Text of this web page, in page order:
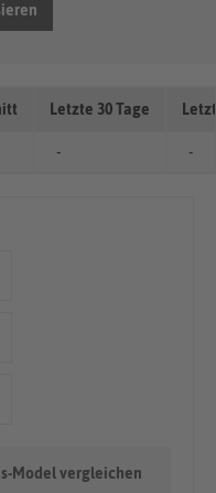
Letzte 30 Tage
- -
Model vergleichen